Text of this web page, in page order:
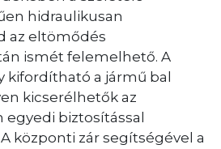
hidraulikusan
az eltömődés
ismét felemelhető. A
kifordítható a jármű bal
kicserélhetők az
biztosítással
központi zár segítségével a